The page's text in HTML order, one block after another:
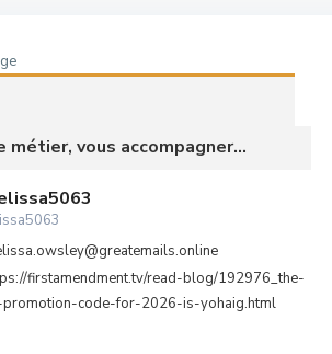
métier, vous accompagner...
firstamendment.tv/read-blog/192976_the-
code-for-2026-is-yohaig.html